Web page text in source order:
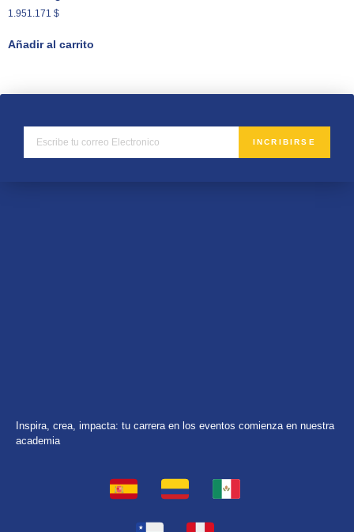
1.951.171 $
Añadir al carrito
INCRIBIRSE
Inspira, crea, impacta: tu carrera en los eventos comienza en nuestra
academia